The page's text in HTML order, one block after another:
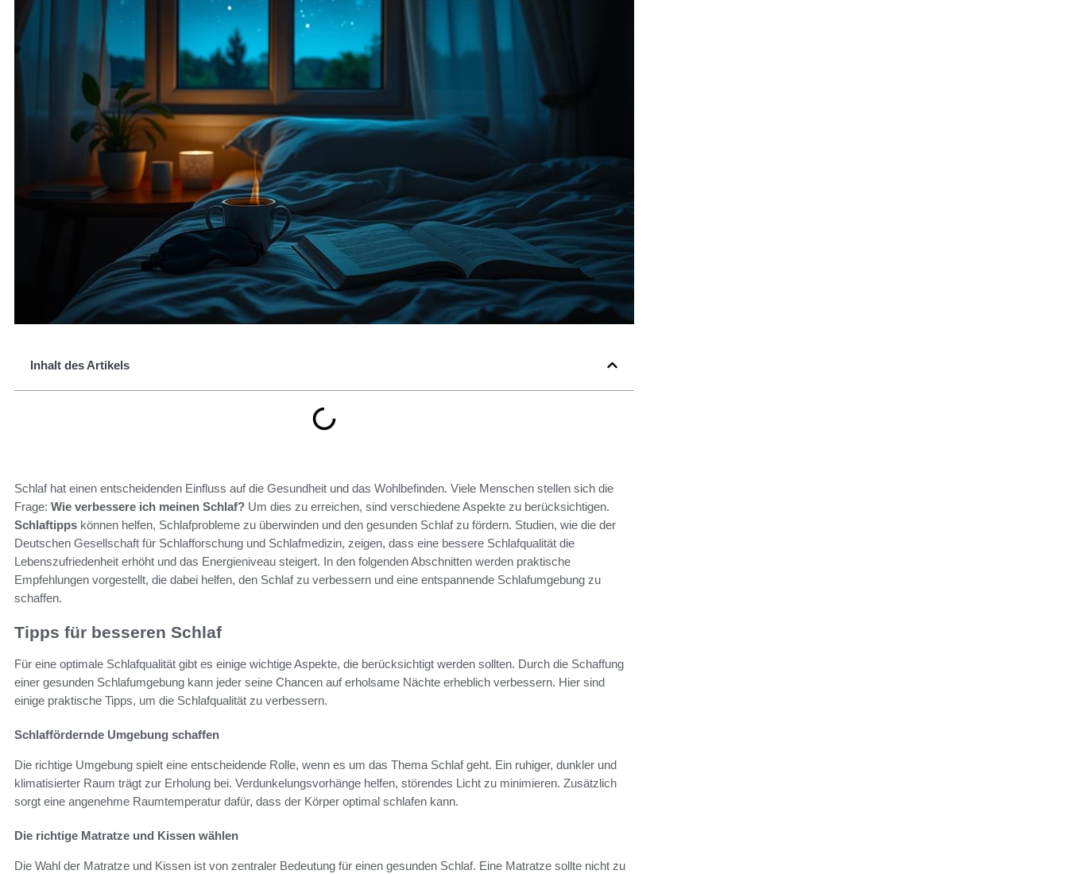
Inhalt des Artikels
Schlaf hat einen entscheidenden Einfluss auf die Gesundheit und das Wohlbefinden. Viele Menschen stellen sich die
Frage: Wie verbessere ich meinen Schlaf? Um dies zu erreichen, sind verschiedene Aspekte zu berücksichtigen.
Schlaftipps können helfen, Schlafprobleme zu überwinden und den gesunden Schlaf zu fördern. Studien, wie die der
Deutschen Gesellschaft für Schlafforschung und Schlafmedizin, zeigen, dass eine bessere Schlafqualität die
Lebenszufriedenheit erhöht und das Energieniveau steigert. In den folgenden Abschnitten werden praktische
Empfehlungen vorgestellt, die dabei helfen, den Schlaf zu verbessern und eine entspannende Schlafumgebung zu
schaffen.
Tipps für besseren Schlaf
Für eine optimale Schlafqualität gibt es einige wichtige Aspekte, die berücksichtigt werden sollten. Durch die Schaffung
einer gesunden Schlafumgebung kann jeder seine Chancen auf erholsame Nächte erheblich verbessern. Hier sind
einige praktische Tipps, um die Schlafqualität zu verbessern.
Schlaffördernde Umgebung schaffen
Die richtige Umgebung spielt eine entscheidende Rolle, wenn es um das Thema Schlaf geht. Ein ruhiger, dunkler und
klimatisierter Raum trägt zur Erholung bei. Verdunkelungsvorhänge helfen, störendes Licht zu minimieren. Zusätzlich
sorgt eine angenehme Raumtemperatur dafür, dass der Körper optimal schlafen kann.
Die richtige Matratze und Kissen wählen
Die Wahl der Matratze und Kissen ist von zentraler Bedeutung für einen gesunden Schlaf. Eine Matratze sollte nicht zu